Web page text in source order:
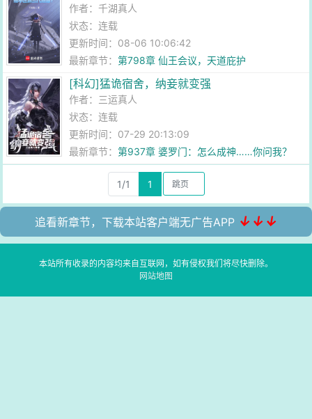
作者：千湖真人
状态：连载
更新时间：08-06 10:06:42
最新章节：第798章 仙王会议，天道庇护
[科幻]猛诡宿舍，纳妾就变强
作者： 三运真人
状态：连载
更新时间：07-29 20:13:09
最新章节：第937章 婆罗门：怎么成神……你问我？
1/1 1
追看新章节，下载本站客户端无广告APP ↓↓↓
本站所有收录的内容均来自互联网，如有侵权我们将尽快删除。
网站地图